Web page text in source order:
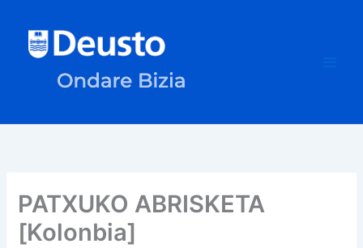
content
PATXUKO ABRISKETA
[Kolonbia]